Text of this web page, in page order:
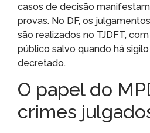
casos de decisão
provas. No DF, os
são realizados no TJDFT,
público salvo quando há
decretado.
O papel do
crimes